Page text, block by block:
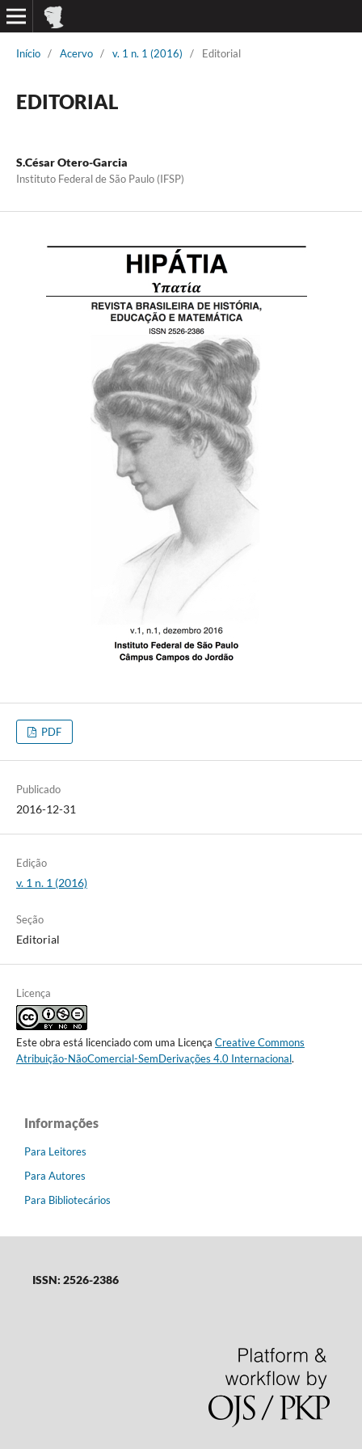
Início / Acervo / v. 1 n. 1 (2016) / Editorial
EDITORIAL
S.César Otero-Garcia
Instituto Federal de São Paulo (IFSP)
PDF
Publicado
2016-12-31
Edição
v. 1 n. 1 (2016)
Seção
Editorial
Licença
Este obra está licenciado com uma Licença Creative Commons
Atribuição-NãoComercial-SemDerivações 4.0 Internacional.
Informações
Para Leitores
Para Autores
Para Bibliotecários
ISSN: 2526-2386